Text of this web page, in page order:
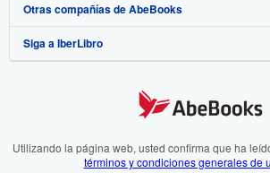
Mis pedidos
Ver carrito
Recomiende un vendedor
Medios
Empleo
Preferencias de cookies
Aviso de cookies
Preguntas frecuentes y guías
Atención al Cliente
Otras compañías de AbeBooks
AbeBooks.com
AbeBooks.fr
Siga a IberLibro
Utilizando la página web, usted confirma que ha
términos y condiciones generales de